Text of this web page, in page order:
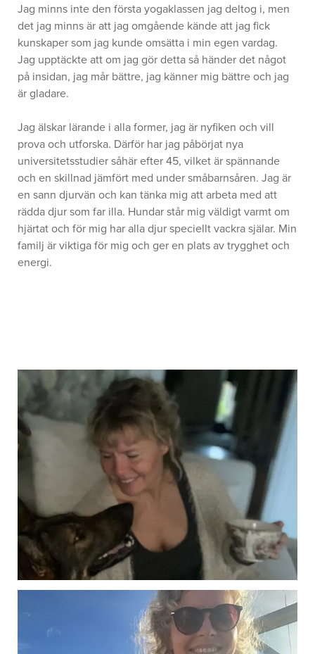
Jag minns inte den första yogaklassen jag deltog i, men
det jag minns är att jag omgående kände att jag fick
kunskaper som jag kunde omsätta i min egen vardag.
Jag upptäckte att om jag gör detta så händer det något
på insidan, jag mår bättre, jag känner mig bättre och jag
är gladare.
Jag älskar lärande i alla former, jag är nyfiken och vill
prova och utforska. Därför har jag påbörjat nya
universitetsstudier såhär efter 45, vilket är spännande
och en skillnad jämfört med under småbarnsåren. Jag är
en sann djurvän och kan tänka mig att arbeta med att
rädda djur som far illa. Hundar står mig väldigt varmt om
hjärtat och för mig har alla djur speciellt vackra själar. Min
familj är viktiga för mig och ger en plats av trygghet och
energi.